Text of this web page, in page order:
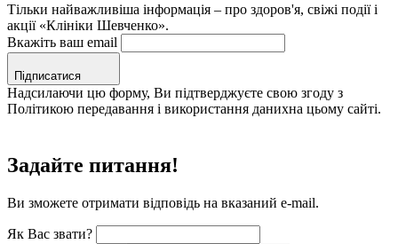
Тільки найважливіша інформація – про здоров'я, свіжі події і
акції «Клініки Шевченко».
Вкажіть ваш email
Підписатися
Надсилаючи цю форму, Ви підтверджуєте свою згоду з
Політикою передавання і використання данихна цьому сайті.
Задайте питання!
Ви зможете отримати відповідь на вказаний e-mail.
Як Вас звати?